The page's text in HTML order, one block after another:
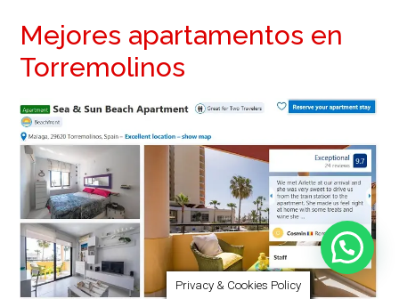
Mejores apartamentos en
Torremolinos
Privacy & Cookies Policy